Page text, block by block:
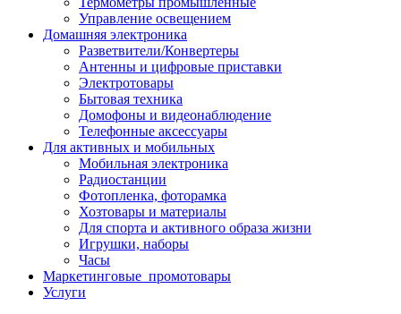
Управление освещением
Домашняя электроника
Разветвители/Конвертеры
Антенны и цифровые приставки
Электротовары
Бытовая техника
Домофоны и видеонаблюдение
Телефонные аксессуары
Для активных и мобильных
Мобильная электроника
Радиостанции
Фотопленка, фоторамка
Хозтовары и материалы
Для спорта и активного образа жизни
Игрушки, наборы
Часы
Маркетинговые_промотовары
Услуги